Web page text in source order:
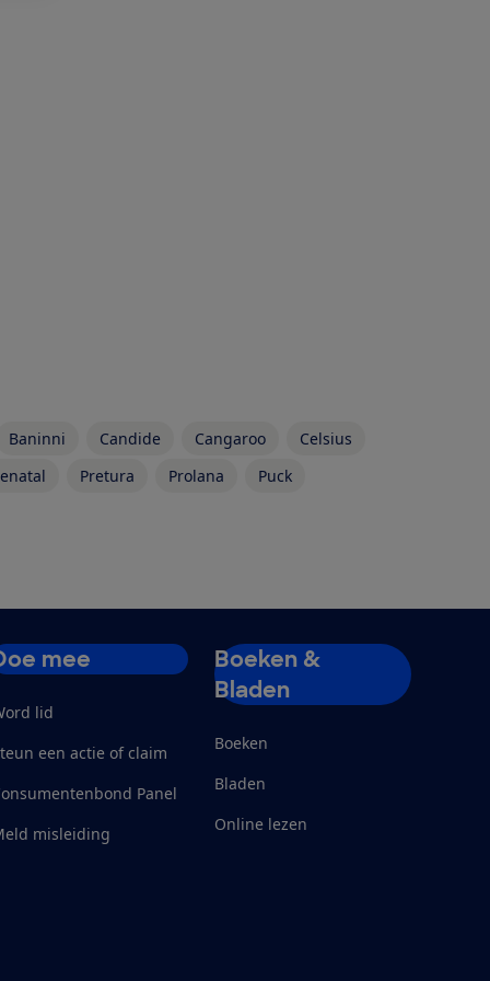
Baninni Candide Cangaroo
Celsius
Pretura Prolana Puck
mee
lid
een actie of claim
Panel
misleiding
Boeken &
Bladen
Boeken
Bladen
Online lezen